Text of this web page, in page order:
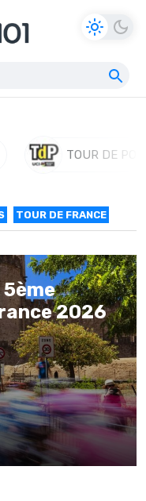
TOUR DE
TOUR DE FRANCE
2026